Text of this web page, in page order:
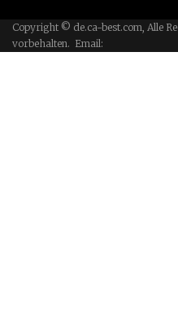
Copyright © de.ca-best.com, Alle
vorbehalten. Email: